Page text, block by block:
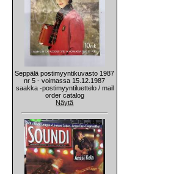
Seppälä postimyyntikuvasto 1987
nr 5 - voimassa 15.12.1987
saakka -postimyyntiluettelo / mail
order catalog
Näytä